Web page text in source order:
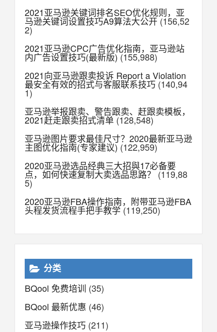
2021亚马逊关键词排名SEO优化规则，亚
马逊关键词设置技巧A9算法大公开(156,52
2)
2021亚马逊CPC广告优化指南，亚马逊站
内广告设置技巧(最新版)(155,988)
2021向亚马逊跟卖投诉 Report a Violation
最安全有效的招式与客服联系技巧 (140,94
1)
亚马逊举报跟卖、警告跟卖、赶跟卖模板，
2021赶走跟卖招式清单(128,548)
亚马逊图片要求最佳尺寸？2020最新亚马逊
主图优化指南(专家建议) (122,959)
2020亚马逊选品经典三大招與17必备要
点，如何快速复制大卖选品思路？ (119,88
5)
2020亚马逊FBA操作指南，附带亚马逊FBA
头程发货流程手把手教学(119,250)
分类
BQool 免费培训 (35)
BQool 最新优惠 (46)
亚马逊操作技巧 (211)